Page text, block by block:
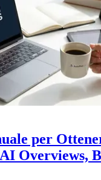
per
Overviews,